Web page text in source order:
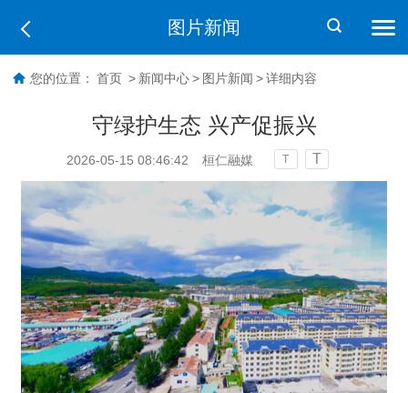
图片新闻
您的位置： 首页 > 新闻中心 > 图片新闻 > 详细内容
守绿护生态 兴产促振兴
2026-05-15 08:46:42 桓仁融媒 T T